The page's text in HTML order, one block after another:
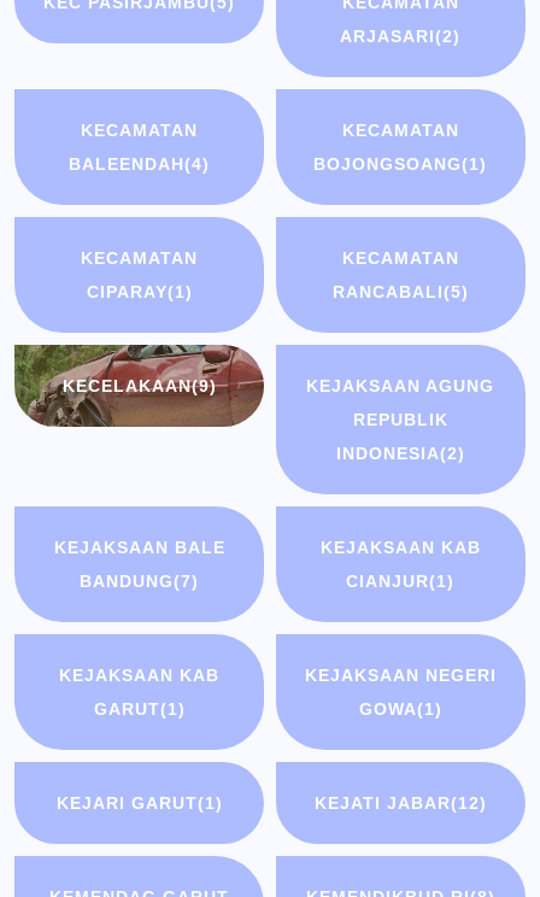
ARJASARI(2)
KECAMATAN
BALEENDAH(4)
KECAMATAN
BOJONGSOANG(1)
KECAMATAN
CIPARAY(1)
KECAMATAN
RANCABALI(5)
KECELAKAAN(9)
KEJAKSAAN AGUNG
REPUBLIK
INDONESIA(2)
KEJAKSAAN BALE
BANDUNG(7)
KEJAKSAAN KAB
CIANJUR(1)
KEJAKSAAN KAB
GARUT(1)
KEJAKSAAN NEGERI
GOWA(1)
KEJARI GARUT(1) KEJATI JABAR(12)